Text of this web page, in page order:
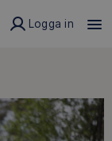
Logga in